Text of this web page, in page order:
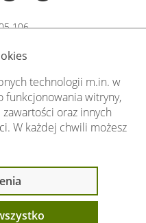
technologii m.in. w
funkcjonowania witryny,
oraz innych
. W każdej chwili możesz
106
2026,
13709osób.
na 5możliwych.
Ty: